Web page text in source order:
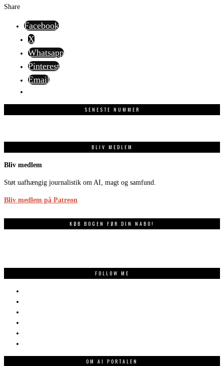
Share
Facebook
X
Whatsapp
Pinterest
Email
SENESTE NUMMER
BLIV MEDLEM
Bliv medlem
Støt uafhængig journalistik om AI, magt og samfund.
Bliv medlem på Patreon
KØB BOGEN FØR DIN NABO!
FOLLOW ME
OM AI PORTALEN